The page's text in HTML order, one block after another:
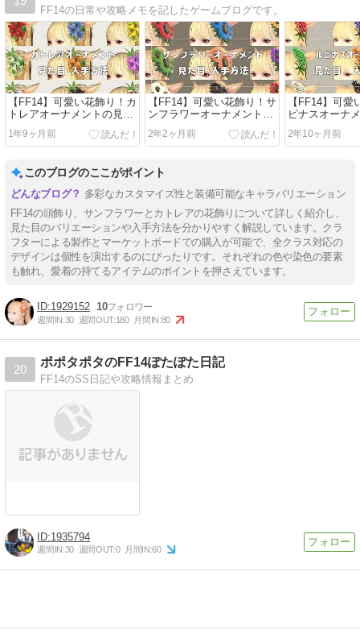
FF14の日常や攻略メモを記したゲームブログです。
【FF14】可愛い花飾り！カ
トレアオーナメントの見た
目と入手方法
1年9ヶ月前
【FF14】可愛い花飾り！サ
ンフラワーオーナメントの
見た目と入手方法
2年2ヶ月前
【FF14】可愛
ピナスオーナ
目と入手方法
2年10ヶ月前
このブログのここがポイント
多彩なカスタマイズ性と装備可能なキャラバリエーション
FF14の頭飾り、サンフラワーとカトレアの花飾りについて詳しく紹介し、
見た目のバリエーションや入手方法を分かりやすく解説しています。クラ
フターによる製作とマーケットボードでの購入が可能で、全クラス対応の
デザインは個性を演出するのにぴったりです。それぞれの色や染色の要素
も触れ、愛着の持てるアイテムのポイントを押さえています。
1929152 10
週間IN:30 週間OUT:180 月間IN:80
20
ポポタポタのFF14ぽたぽた日記
FF14のSS日記や攻略情報まとめ
1935794
週間IN:30 週間OUT:0 月間IN:60